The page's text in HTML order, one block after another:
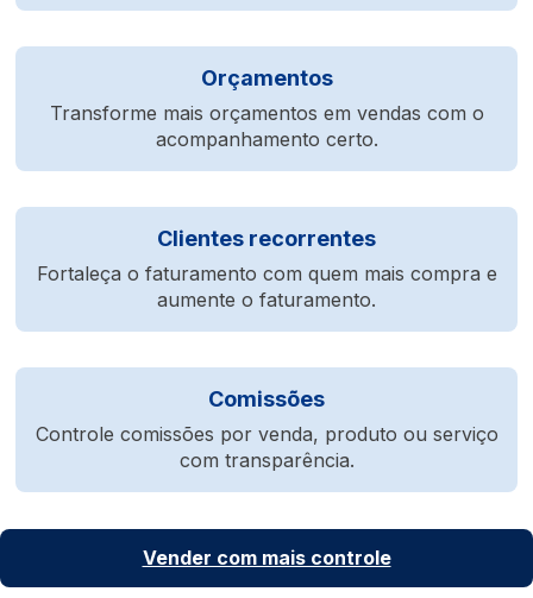
Orçamentos
Transforme mais orçamentos em vendas com o
acompanhamento certo.
Clientes recorrentes
Fortaleça o faturamento com quem mais compra e
aumente o faturamento.
Comissões
Controle comissões por venda, produto ou serviço
com transparência.
Vender com mais controle